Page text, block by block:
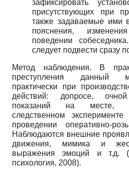
зафиксировать
присутствующих при
также задаваемые ими
пояснения,
поведении
следует подвести сразу
Метод наблюдения. В
преступления данный
практически при
действий: допросе,
показаний на месте,
следственном
проведении оперативно-
Наблюдаются внешние
движения, мимика и
выражения эмоций и т.д.
психология, 2008).